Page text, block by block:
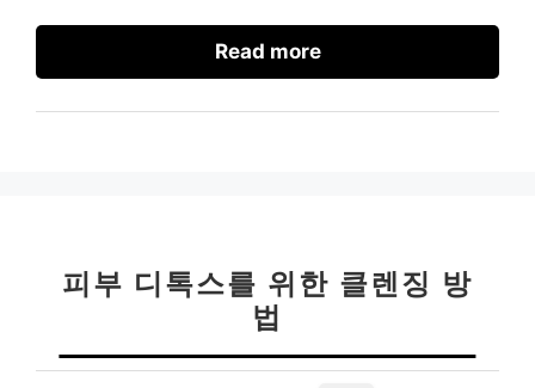
Read more
피부 디톡스를 위한 클렌징 방
법